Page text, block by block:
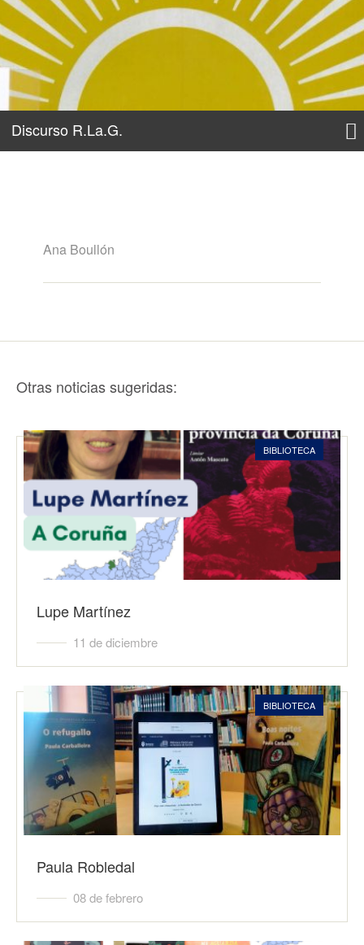
Discurso R.La.G.
Ana Boullón
Otras noticias sugeridas:
BIBLIOTECA
Lupe Martínez
11 de diciembre
BIBLIOTECA
Paula Robledal
08 de febrero